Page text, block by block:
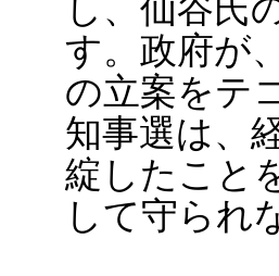
し、仙谷氏
す。政府が
の立案をテ
知事選は、
綻したこと
して守られ